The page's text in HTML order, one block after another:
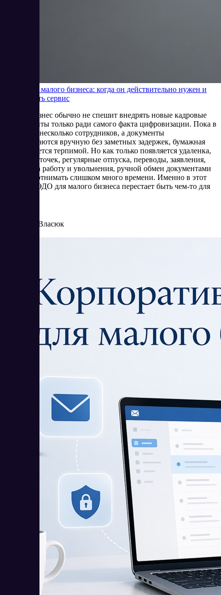
КЭДО для малого бизнеса: когда он действительно нужен и
как выбрать сервис
Малый бизнес обычно не спешит внедрять новые кадровые
инструменты только ради самого факта цифровизации. Пока в
компании несколько сотрудников, а документы
подписываются вручную без заметных задержек, бумажная
схема кажется терпимой. Но как только появляется удаленка,
несколько точек, регулярные отпуска, переводы, заявления,
приемы на работу и увольнения, ручной обмен документами
начинает отнимать слишком много времени. Именно в этот
момент КЭДО для малого бизнеса перестает быть чем-то для
Елена Власюк